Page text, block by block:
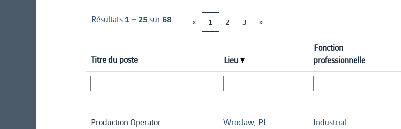
Résultats1 – 25sur 68 « 1 2 3 »
Titre du poste Lieu
Fonction
professionnelle
Production Operator
Wroclaw, PL Industrial